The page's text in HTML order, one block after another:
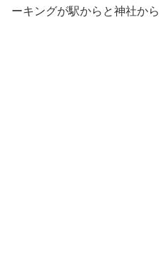
ーキングが駅からと神社か